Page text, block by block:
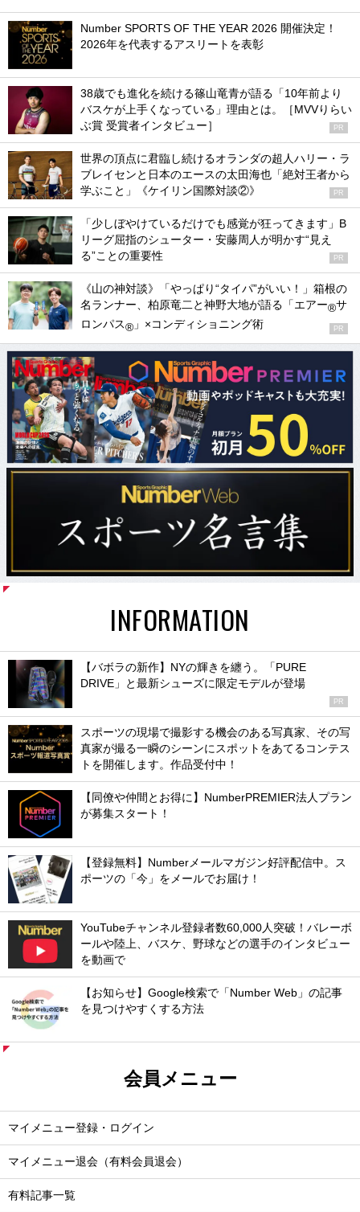
Number SPORTS OF THE YEAR 2026 開催決定！
2026年を代表するアスリートを表彰
38歳でも進化を続ける篠山竜青が語る「10年前より
バスケが上手くなっている」理由とは。［MVVりらい
ぶ賞 受賞者インタビュー］
PR
世界の頂点に君臨し続けるオランダの超人ハリー・ラ
ブレイセンと日本のエースの太田海也「絶対王者から
学ぶこと」《ケイリン国際対談②》
PR
「少しぼやけているだけでも感覚が狂ってきます」B
リーグ屈指のシューター・安藤周人が明かす“見え
る”ことの重要性
PR
《山の神対談》「やっぱり“タイパ”がいい！」箱根の
名ランナー、柏原竜二と神野大地が語る「エアー®サ
ロンパス® 」×コンディショニング術 PR
INFORMATION
【バボラの新作】NYの輝きを纏う。「PURE
DRIVE」と最新シューズに限定モデルが登場
PR
スポーツの現場で撮影する機会のある写真家、その写
真家が撮る一瞬のシーンにスポットをあてるコンテス
トを開催します。作品受付中！
【同僚や仲間とお得に】NumberPREMIER法人プラン
が募集スタート！
【登録無料】Numberメールマガジン好評配信中。ス
ポーツの「今」をメールでお届け！
YouTubeチャンネル登録者数60,000人突破！バレーボ
ールや陸上、バスケ、野球などの選手のインタビュー
を動画で
【お知らせ】Google検索で「Number Web」の記事
を見つけやすくする方法
会員メニュー
マイメニュー登録・ログイン
マイメニュー退会（有料会員退会）
有料記事一覧